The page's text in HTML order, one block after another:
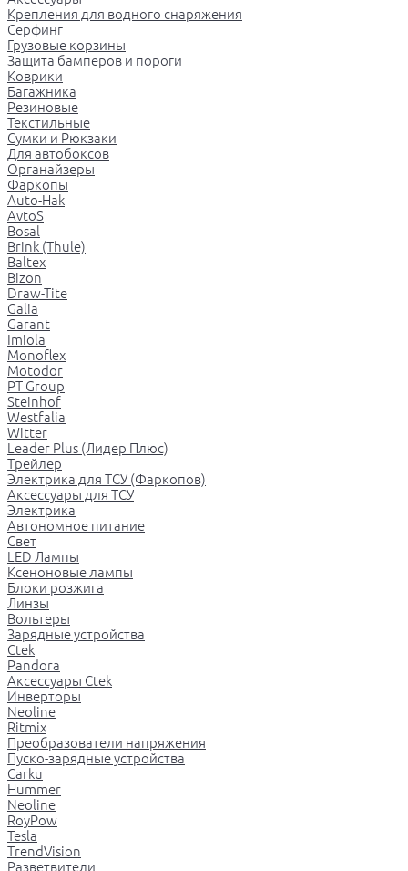
Крепления для водного снаряжения
Серфинг
Грузовые корзины
Защита бамперов и пороги
Коврики
Багажника
Резиновые
Текстильные
Сумки и Рюкзаки
Для автобоксов
Органайзеры
Фаркопы
Auto-Hak
AvtoS
Bosal
Brink (Thule)
Baltex
Bizon
Draw-Tite
Galia
Garant
Imiola
Monoflex
Motodor
PT Group
Steinhof
Westfalia
Witter
Leader Plus (Лидер Плюс)
Трейлер
Электрика для ТСУ (Фаркопов)
Аксессуары для ТСУ
Электрика
Автономное питание
Свет
LED Лампы
Ксеноновые лампы
Блоки розжига
Линзы
Вольтеры
Зарядные устройства
Ctek
Pandora
Аксессуары Ctek
Инверторы
Neoline
Ritmix
Преобразователи напряжения
Пуско-зарядные устройства
Carku
Hummer
Neoline
RoyPow
Tesla
TrendVision
Разветвители